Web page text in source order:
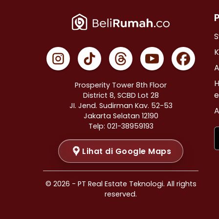
Properti Dijual di Johar Baru >
Properti Dijual di Menteng >
Properti Dijual di Tanah Abang >
Properti Dijual di Kramat >
Properti Dijual di Bendungan Hilir >
Properti Dijual di Jakarta Selatan >
Properti Dijual di Cilandak >
Properti Dijual di Gandaria Selatan >
Properti Dijual di Cipete Selatan >
Properti Dijual di Lenteng Agung >
Properti Dijual di Pondok Pinang >
Properti Dijual di Kebayoran Baru >
Properti Dijual di Mampang Prapatan >
Prosperity Tower 8th Floor
District 8, SCBD Lot 28
JI. Jend. Sudirman Kav. 52-53
Jakarta Selatan 12190
Telp: 021-38959193
Lihat di Google Maps
© 2026 - PT Real Estate Teknologi. All rights
reserved.